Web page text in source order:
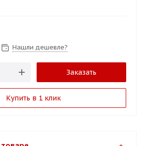
Нашли дешевле?
Заказать
Купить в 1 клик